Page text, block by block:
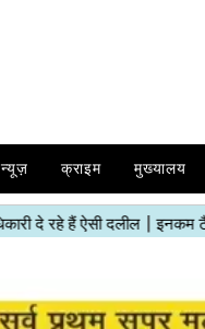
न्यूज़ क्राइम मुख्यालय